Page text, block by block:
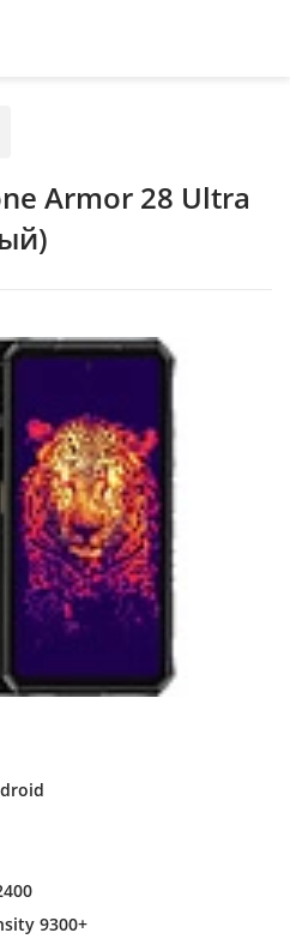
Armor 28 Ultra
9300+